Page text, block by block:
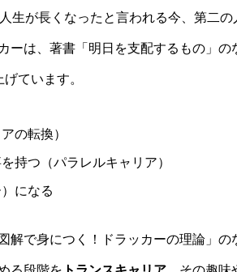
生が長くなったと言われる今、第二の
ーは、著書「明日を支配するもの」の
ています。
の転換）
持つ（パラレルキャリア）
になる
解で身につく！ドラッカーの理論」の